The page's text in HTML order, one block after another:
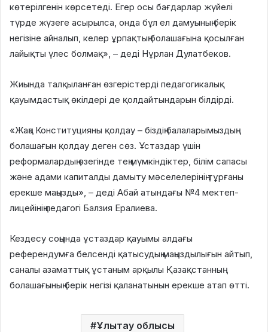
көтерілгенін көрсетеді. Егер осы бағдарлар жүйелі
түрде жүзеге асырылса, онда бұл ел дамуының берік
негізіне айналып, келер ұрпақтың болашағына қосылған
лайықты үлес болмақ», – деді Нұрлан Дулатбеков.
Жиында талқыланған өзгерістерді педагогикалық
қауымдастық өкілдері де қолдайтындарын білдірді.
«Жаңа Конституцияны қолдау – біздің балаларымыздың
болашағын қолдау деген сөз. Ұстаздар үшін
реформалардың өзегінде тең мүмкіндіктер, білім сапасы
және адами капиталды дамыту мәселелерінің тұрғаны
ерекше маңызды», – деді Абай атындағы №4 мектеп-
лицейінің педагогі Балзия Ералиева.
Кездесу соңында ұстаздар қауымы алдағы
референдумға белсенді қатысудың маңыздылығын айтып,
саналы азаматтық ұстаным арқылы Қазақстанның
болашағының берік негізі қаланатынын ерекше атап өтті.
Ұлытау облысы